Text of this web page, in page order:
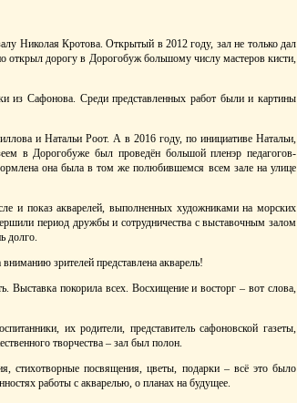
Николая Кротова. Открытый в 2012 году, зал не только дал
открыл дорогу в Дорогобуж большому числу мастеров кисти,
из Сафонова. Среди представленных работ были и картины
и Натальи Роот. А в 2016 году, по инициативе Натальи,
в Дорогобуже был проведён большой пленэр педагогов-
она была в том же полюбившемся всем зале на улице
и показ акварелей, выполненных художниками на морских
период дружбы и сотрудничества с выставочным залом
долго.
зрителей представлена акварель!
Выставка покорила всех. Восхищение и восторг – вот слова,
их родители, представитель сафоновской газеты,
творчества – зал был полон.
стихотворные посвящения, цветы, подарки – всё это было
работы с акварелью, о планах на будущее.